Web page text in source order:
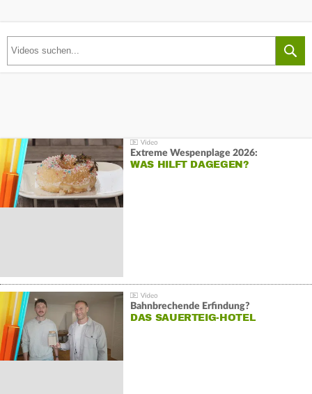
Extreme Wespenplage 2026:
WAS HILFT DAGEGEN?
Bahnbrechende Erfindung?
DAS SAUERTEIG-HOTEL